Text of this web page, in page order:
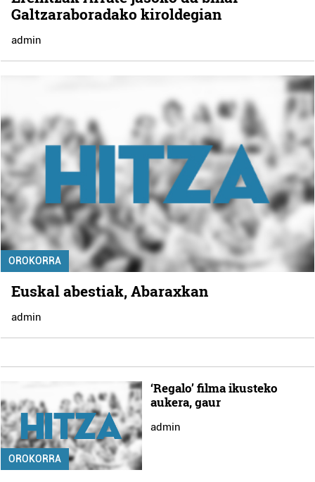
Galtzaraboradako kiroldegian
admin
OROKORRA
Euskal abestiak, Abaraxkan
admin
OROKORRA
‘Regalo’ filma ikusteko
aukera, gaur
admin